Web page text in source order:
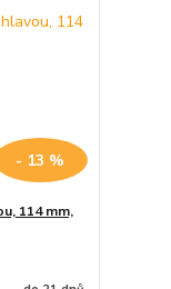
- 13 %
114 mm,